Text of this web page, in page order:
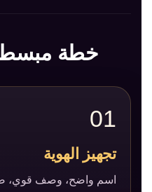
خطة
01
تجهيز الهوية
اسم واضح، وصف قوي،